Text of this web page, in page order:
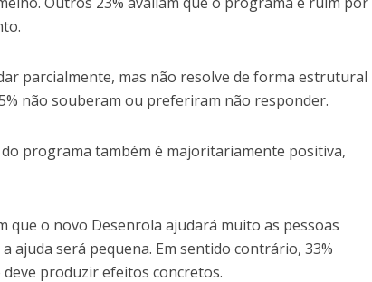
parcialmente, mas não resolve de forma estrutural
não souberam ou preferiram não responder.
programa também é majoritariamente positiva,
que o novo Desenrola ajudará muito as pessoas
ajuda será pequena. Em sentido contrário, 33%
produzir efeitos concretos.